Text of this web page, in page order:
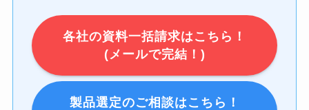
各社の資料一括請求はこちら！
(メールで完結！)
製品選定のご相談はこちら！